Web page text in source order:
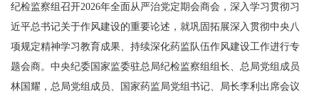
纪检监察组召开2026年全面从严治党定期会商会，深入学习贯彻习
近平总书记关于作风建设的重要论述，就巩固拓展深入贯彻中央八
项规定精神学习教育成果、持续深化药监队伍作风建设工作进行专
题会商。中央纪委国家监委驻总局纪检监察组组长、总局党组成员
林国耀，总局党组成员、国家药监局党组书记、局长李利出席会议